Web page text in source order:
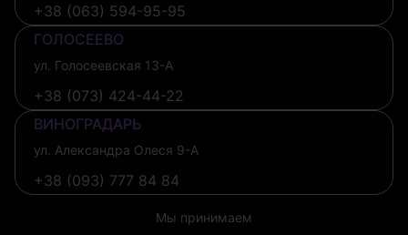
+38 (063) 594-95-95
ГОЛОСЕЕВО
ул. Голосеевская 13-А
+38 (073) 424-44-22
ВИНОГРАДАРЬ
ул. Александра Олеся 9-А
+38 (093) 777 84 84
Мы принимаем